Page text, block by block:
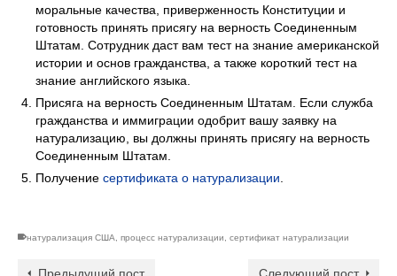
моральные качества, приверженность Конституции и
готовность принять присягу на верность Соединенным
Штатам. Сотрудник даст вам тест на знание американской
истории и основ гражданства, а также короткий тест на
знание английского языка.
Присяга на верность Соединенным Штатам. Если служба
гражданства и иммиграции одобрит вашу заявку на
натурализацию, вы должны принять присягу на верность
Соединенным Штатам.
Получение сертификата о натурализации
натурализация США процесс натурализации сертификат натурализации